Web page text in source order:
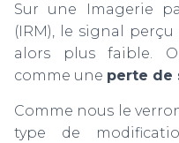
Sur une Imagerie
(IRM), le signal
alors plus faible.
comme une perte de
Comme nous le
type de